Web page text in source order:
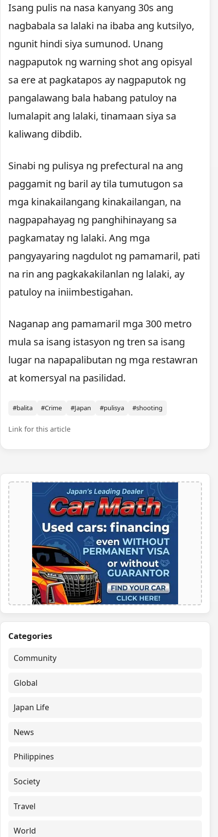
Isang pulis na nasa kanyang 30s ang
nagbabala sa lalaki na ibaba ang kutsilyo,
ngunit hindi siya sumunod. Unang
nagpaputok ng warning shot ang opisyal
sa ere at pagkatapos ay nagpaputok ng
pangalawang bala habang patuloy na
lumalapit ang lalaki, tinamaan siya sa
kaliwang dibdib.
Sinabi ng pulisya ng prefectural na ang
paggamit ng baril ay tila tumutugon sa
mga kinakailangang kinakailangan, na
nagpapahayag ng panghihinayang sa
pagkamatay ng lalaki. Ang mga
pangyayaring nagdulot ng pamamaril, pati
na rin ang pagkakakilanlan ng lalaki, ay
patuloy na iniimbestigahan.
Naganap ang pamamaril mga 300 metro
mula sa isang istasyon ng tren sa isang
lugar na napapalibutan ng mga restawran
at komersyal na pasilidad.
#balita #Crime #Japan #pulisya #shooting
Link for this article
Categories
Community
Global
Japan Life
News
Philippines
Society
Travel
World